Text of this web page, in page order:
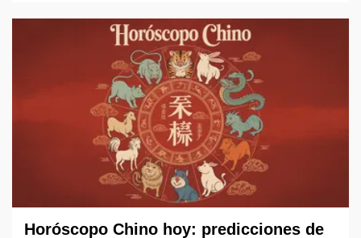
Horóscopo Chino hoy: predicciones de